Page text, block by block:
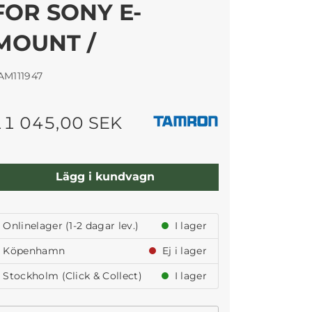
SONY E-
/
045,00 SEK
Lägg i kundvagn
Onlinelager (1-2 dagar lev.)
I lager
Köpenhamn
Ej i lager
Stockholm (Click & Collect)
I lager